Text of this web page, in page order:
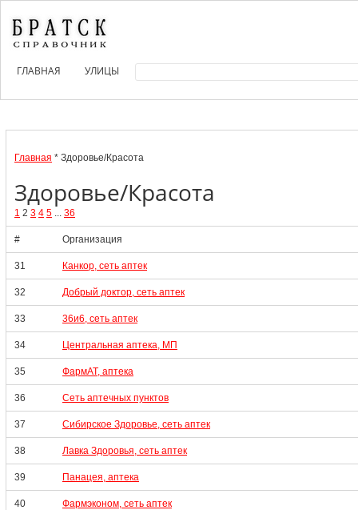
ГЛАВНАЯ УЛИЦЫ
Главная * Здоровье/Красота
Здоровье/Красота
1 2 3 4 5 ... 36
# Организация
31 Канкор, сеть аптек
32 Добрый доктор, сеть аптек
33 36и6, сеть аптек
34 Центральная аптека, МП
35 ФармАТ, аптека
36 Сеть аптечных пунктов
37 Сибирское Здоровье, сеть аптек
38 Лавка Здоровья, сеть аптек
39 Панацея, аптека
40 Фармэконом, сеть аптек